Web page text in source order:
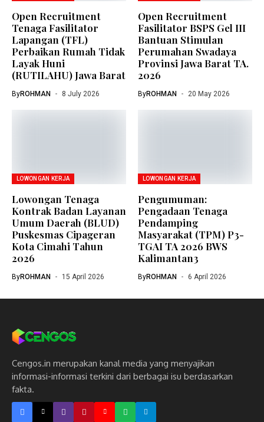
Open Recruitment
Tenaga Fasilitator
Lapangan (TFL)
Perbaikan Rumah Tidak
Layak Huni
(RUTILAHU) Jawa Barat
ByROHMAN 8 July 2026
Open Recruitment
Fasilitator BSPS Gel III
Bantuan Stimulan
Perumahan Swadaya
Provinsi Jawa Barat TA.
2026
ByROHMAN 20 May 2026
LOWONGAN KERJA
Lowongan Tenaga
Kontrak Badan Layanan
Umum Daerah (BLUD)
Puskesmas Cipageran
Kota Cimahi Tahun
2026
ByROHMAN 15 April 2026
LOWONGAN KERJA
Pengumuman:
Pengadaan Tenaga
Pendamping
Masyarakat (TPM) P3-
TGAI TA 2026 BWS
Kalimantan3
ByROHMAN 6 April 2026
Cengos.in merupakan kanal media yang menyajikan
informasi-informasi terkini dari berbagai isu berdasarkan
fakta.